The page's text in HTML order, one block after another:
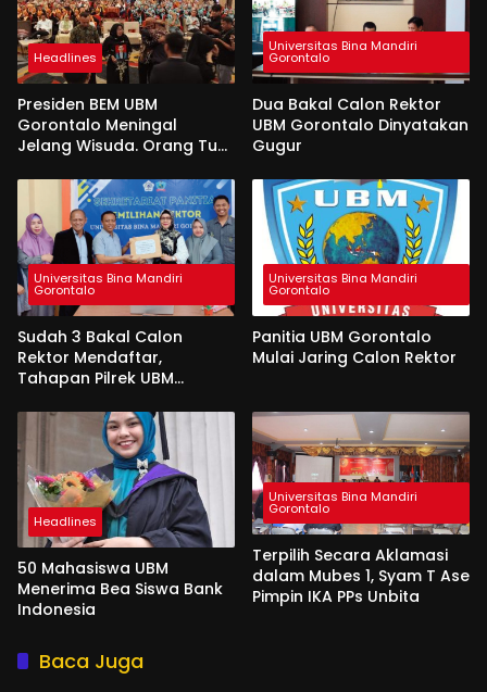
Headlines
Presiden BEM UBM
Gorontalo Meningal
Jelang Wisuda. Orang Tua
Menerima SKL dan
Pemasangan Salempang
Universitas Bina Mandiri
Gorontalo
Dua Bakal Calon Rektor
UBM Gorontalo Dinyatakan
Gugur
Universitas Bina Mandiri
Gorontalo
Sudah 3 Bakal Calon
Rektor Mendaftar,
Tahapan Pilrek UBM
Universitas Bina Mandiri
Gorontalo
Panitia UBM Gorontalo
Mulai Jaring Calon Rektor
Headlines
50 Mahasiswa UBM
Menerima Bea Siswa Bank
Indonesia
Universitas Bina Mandiri
Gorontalo
Terpilih Secara Aklamasi
dalam Mubes 1, Syam T Ase
Pimpin IKA PPs Unbita
Baca Juga